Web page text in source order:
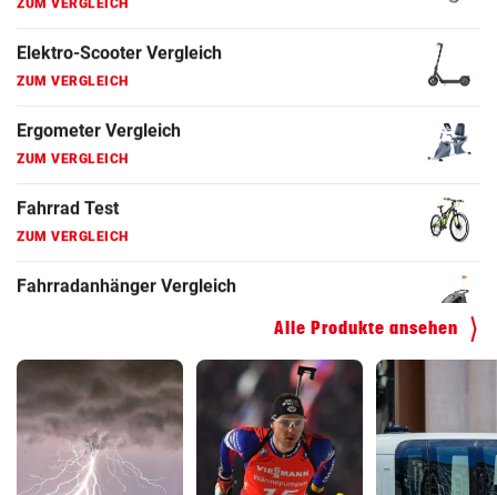
ZUM VERGLEICH
ZUM VERGLEICH
ZUM VERGLEICH
ZUM VERGLEICH
Alle Produkte ansehen